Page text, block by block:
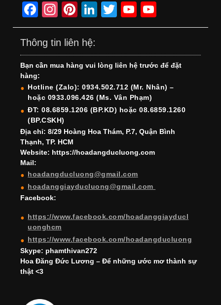
F
a
c
e
b
o
o
k
In
st
a
gr
a
m
Pi
nt
er
e
st
Li
n
e
dI
n
T
wi
er
Y
o
T
u
b
e
o
T
u
b
e
h
Thông tin liên hệ:
Bạn cần mua hàng vui lòng liên hệ trước để đặt
hàng:
Hotline (Zalo): 0934.502.712 (Mr. Nhân) –
hoặc 0933.096.426 (Ms. Vân Phạm)
ĐT: 08.6859.1206 (BP.KD) hoặc 08.6859.1260
(BP.CSKH)
Địa chỉ: 8/29 Hoàng Hoa Thám, P.7, Quận Bình
Thạnh, TP. HCM
Website: https://hoadangducluong.com
Mail:
hoadangducluong@gmail.com
hoadanggiayducluong@gmail.com
Facebook:
https://www.facebook.com/hoadanggiayducl
uonghcm
https://www.facebook.com/hoadangducluong
Skype: phamthivan272
Hoa Đăng Đức Lương – Để những ước mơ thành sự
thật <3